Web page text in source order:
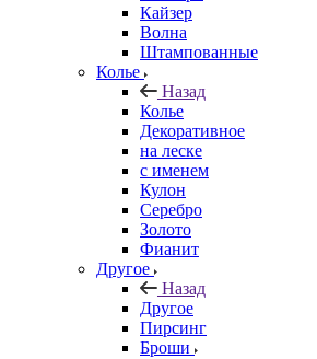
Кайзер
Волна
Штампованные
Колье
Назад
Колье
Декоративное
на леске
с именем
Кулон
Серебро
Золото
Фианит
Другое
Назад
Другое
Пирсинг
Броши